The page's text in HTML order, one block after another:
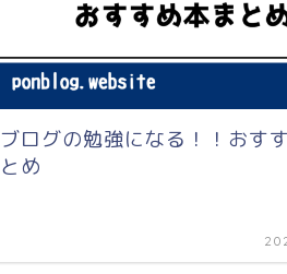
ブログの勉強になる！！おす
とめ